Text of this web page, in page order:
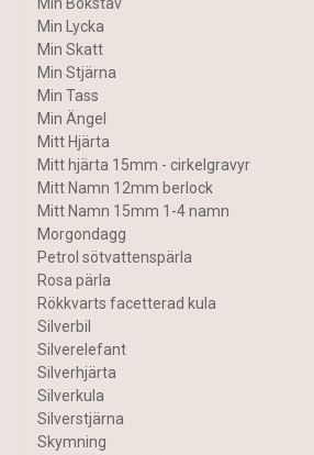
Min Lycka
Min Skatt
Min Stjärna
Min Tass
Min Ängel
Mitt Hjärta
Mitt hjärta 15mm - cirkelgravyr
Mitt Namn 12mm berlock
Mitt Namn 15mm 1-4 namn
Morgondagg
Petrol sötvattenspärla
Rosa pärla
Rökkvarts facetterad kula
Silverbil
Silverelefant
Silverhjärta
Silverkula
Silverstjärna
Skymning